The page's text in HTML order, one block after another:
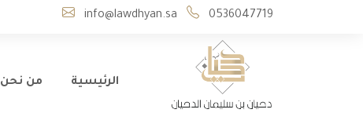
0536047719
info@lawdhyan.sa
الرئيسية من نحن